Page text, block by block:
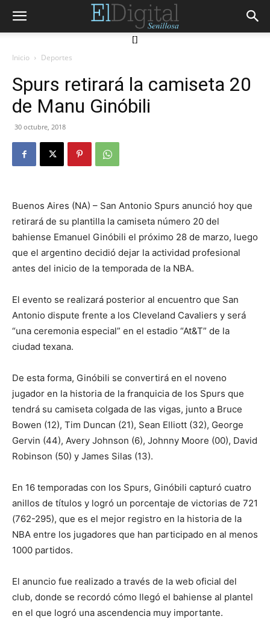
[]
Inicio Deportes
Spurs retirará la camiseta 20
de Manu Ginóbili
30 octubre, 2018
Buenos Aires (NA) – San Antonio Spurs anunció hoy que
retirará de su plantilla la camiseta número 20 del
bahiense Emanuel Ginóbili el próximo 28 de marzo, luego
que el argentino decidió dejar la actividad profesional
antes del inicio de la temporada de la NBA.
El evento se realizará posterior al encuentro que San
Antonio dispute frente a los Cleveland Cavaliers y será
“una ceremonia especial” en el estadio “At&T” de la
ciudad texana.
De esta forma, Ginóbili se convertirá en el noveno
jugador en la historia de la franquicia de los Spurs que
tendrá su camiseta colgada de las vigas, junto a Bruce
Bowen (12), Tim Duncan (21), Sean Elliott (32), George
Gervin (44), Avery Johnson (6), Johnny Moore (00), David
Robinson (50) y James Silas (13).
En 16 temporadas con los Spurs, Ginóbili capturó cuatro
anillos de títulos y logró un porcentaje de victorias de 721
(762-295), que es el mejor registro en la historia de la
NBA entre los jugadores que han participado en al menos
1000 partidos.
El anuncio fue realizado a través de la web oficial del
club, donde se recordó cómo llegó el bahiense al plantel
en el que logró una ascendencia muy importante.